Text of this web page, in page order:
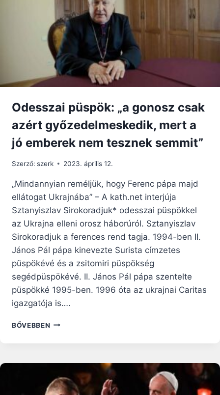
EGYETLEN
KÉRDÉSBEN
Odesszai püspök: „a gonosz csak
azért győzedelmeskedik, mert a
jó emberek nem tesznek semmit”
Szerző: szerk 2023. április 12.
„Mindannyian reméljük, hogy Ferenc pápa majd
ellátogat Ukrajnába” – A kath.net interjúja
Sztanyiszlav Sirokoradjuk* odesszai püspökkel
az Ukrajna elleni orosz háborúról. Sztanyiszlav
Sirokoradjuk a ferences rend tagja. 1994-ben II.
János Pál pápa kinevezte Surista címzetes
püspökévé és a zsitomiri püspökség
segédpüspökévé. II. János Pál pápa szentelte
püspökké 1995-ben. 1996 óta az ukrajnai Caritas
igazgatója is….
BŐVEBBEN ODESSZAI
CSAK
GYŐZEDELMESKEDIK,